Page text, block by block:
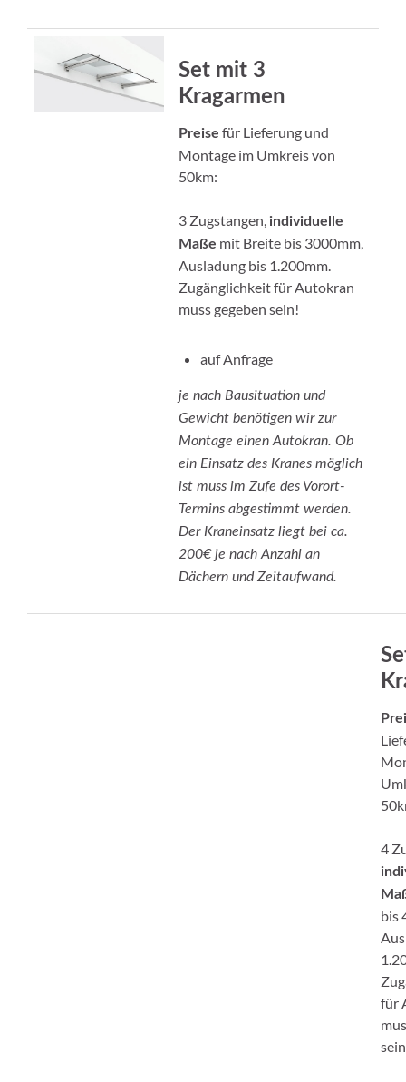
Set mit 3
Kragarmen
Preise für Lieferung und
Montage im Umkreis von
50km:
3 Zugstangen, individuelle
Maße mit Breite bis 3000mm,
Ausladung bis 1.200mm.
Zugänglichkeit für Autokran
muss gegeben sein!
auf Anfrage
je nach Bausituation und
Gewicht benötigen wir zur
Montage einen Autokran. Ob
ein Einsatz des Kranes möglich
ist muss im Zufe des Vorort-
Termins abgestimmt werden.
Der Kraneinsatz liegt bei ca.
200€ je nach Anzahl an
Dächern und Zeitaufwand.
4
bis
für